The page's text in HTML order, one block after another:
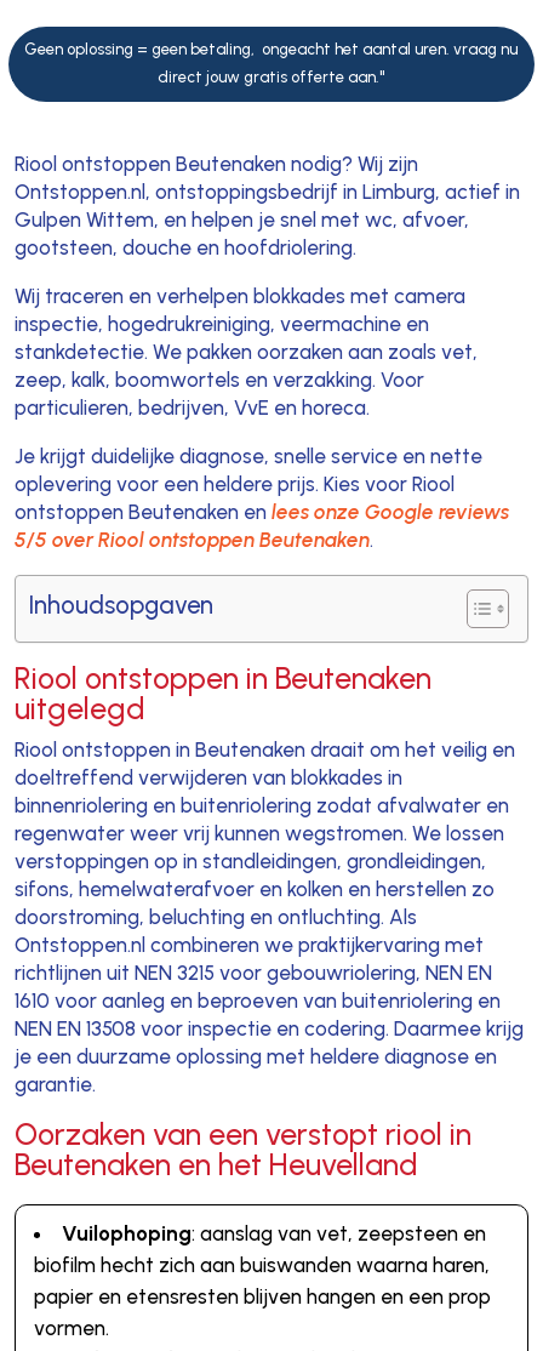
Geen oplossing = geen betaling, ongeacht het aantal uren. vraag nu
direct jouw gratis offerte aan."
Riool ontstoppen Beutenaken nodig? Wij zijn
Ontstoppen.nl, ontstoppingsbedrijf in Limburg, actief in
Gulpen Wittem, en helpen je snel met wc, afvoer,
gootsteen, douche en hoofdriolering.
Wij traceren en verhelpen blokkades met camera
inspectie, hogedrukreiniging, veermachine en
stankdetectie. We pakken oorzaken aan zoals vet,
zeep, kalk, boomwortels en verzakking. Voor
particulieren, bedrijven, VvE en horeca.
Je krijgt duidelijke diagnose, snelle service en nette
oplevering voor een heldere prijs. Kies voor Riool
ontstoppen Beutenaken en lees onze Google reviews
5/5 over Riool ontstoppen Beutenaken.
Inhoudsopgaven
Riool ontstoppen in Beutenaken
uitgelegd
Riool ontstoppen in Beutenaken draait om het veilig en
doeltreffend verwijderen van blokkades in
binnenriolering en buitenriolering zodat afvalwater en
regenwater weer vrij kunnen wegstromen. We lossen
verstoppingen op in standleidingen, grondleidingen,
sifons, hemelwaterafvoer en kolken en herstellen zo
doorstroming, beluchting en ontluchting. Als
Ontstoppen.nl combineren we praktijkervaring met
richtlijnen uit NEN 3215 voor gebouwriolering, NEN EN
1610 voor aanleg en beproeven van buitenriolering en
NEN EN 13508 voor inspectie en codering. Daarmee krijg
je een duurzame oplossing met heldere diagnose en
garantie.
Oorzaken van een verstopt riool in
Beutenaken en het Heuvelland
Vuilophoping: aanslag van vet, zeepsteen en
biofilm hecht zich aan buiswanden waarna haren,
papier en etensresten blijven hangen en een prop
vormen.